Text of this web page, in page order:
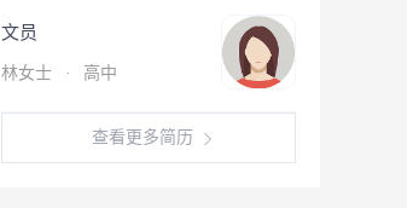
文员
林女士 · 高中
查看更多简历